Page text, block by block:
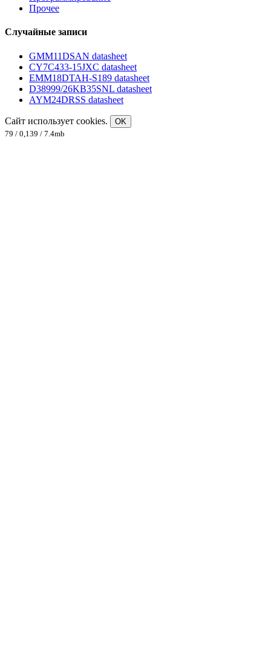
Прочее
Случайные записи
GMM11DSAN datasheet
CY7C433-15JXC datasheet
EMM18DTAH-S189 datasheet
D38999/26KB35SNL datasheet
AYM24DRSS datasheet
Сайт использует cookies.
OK
79 / 0,139 / 7.4mb